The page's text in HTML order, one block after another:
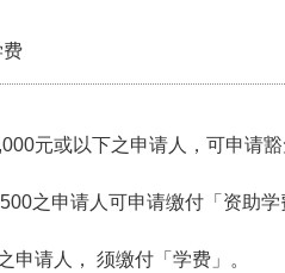
费
元或以下之申请人，可申请
之申请人可申请缴付「资助学
申请人， 须缴付「学费」。